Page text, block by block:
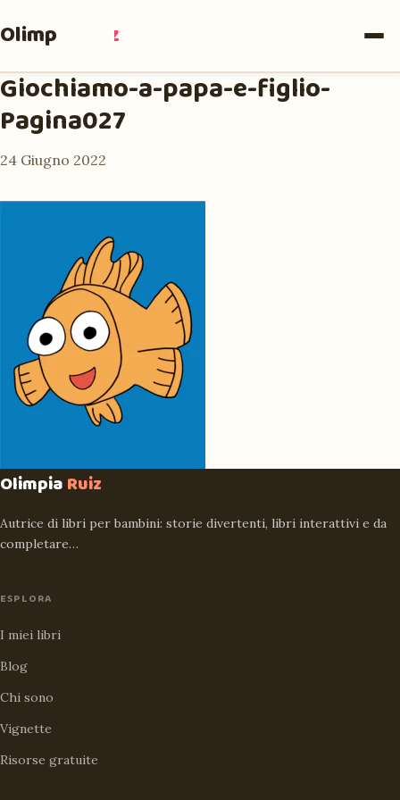
Olimpia Ruiz
Giochiamo-a-papa-e-figlio-
Pagina027
24 Giugno 2022
OlimpiaRuiz
Autrice di libri per bambini: storie divertenti, libri interattivi e da
completare…
ESPLORA
I miei libri
Blog
Chi sono
Vignette
Risorse gratuite